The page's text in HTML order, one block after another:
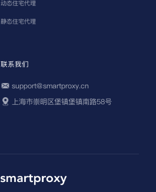
动态住宅代理
静态住宅代理
联系我们
support@smartproxy.cn
上海市崇明区堡镇堡镇南路58号